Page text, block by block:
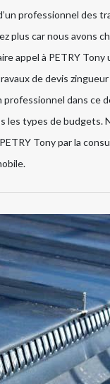
professionnel des
plus car nous avons
appel à PETRY
de devis
professionnel dans ce
les types de budgets.
Tony par la